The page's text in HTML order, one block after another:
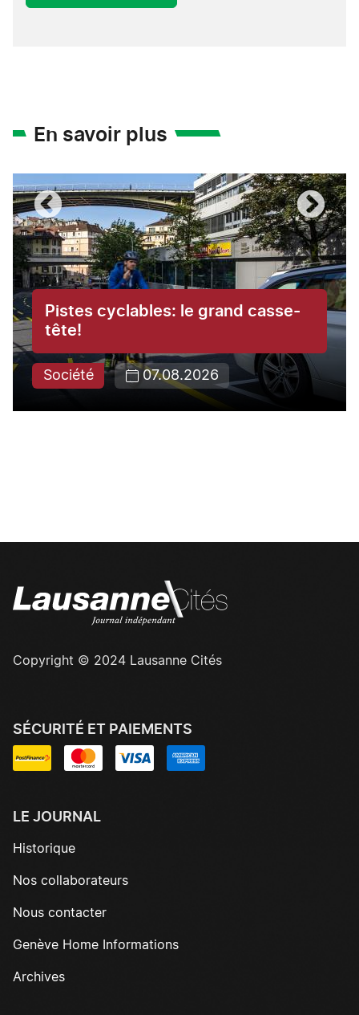
En savoir plus
Pistes cyclables: le grand casse-
tête!
Société 07.08.2026
Copyright © 2024 Lausanne Cités
SÉCURITÉ ET PAIEMENTS
LE JOURNAL
Historique
Nos collaborateurs
Nous contacter
Genève Home Informations
Archives